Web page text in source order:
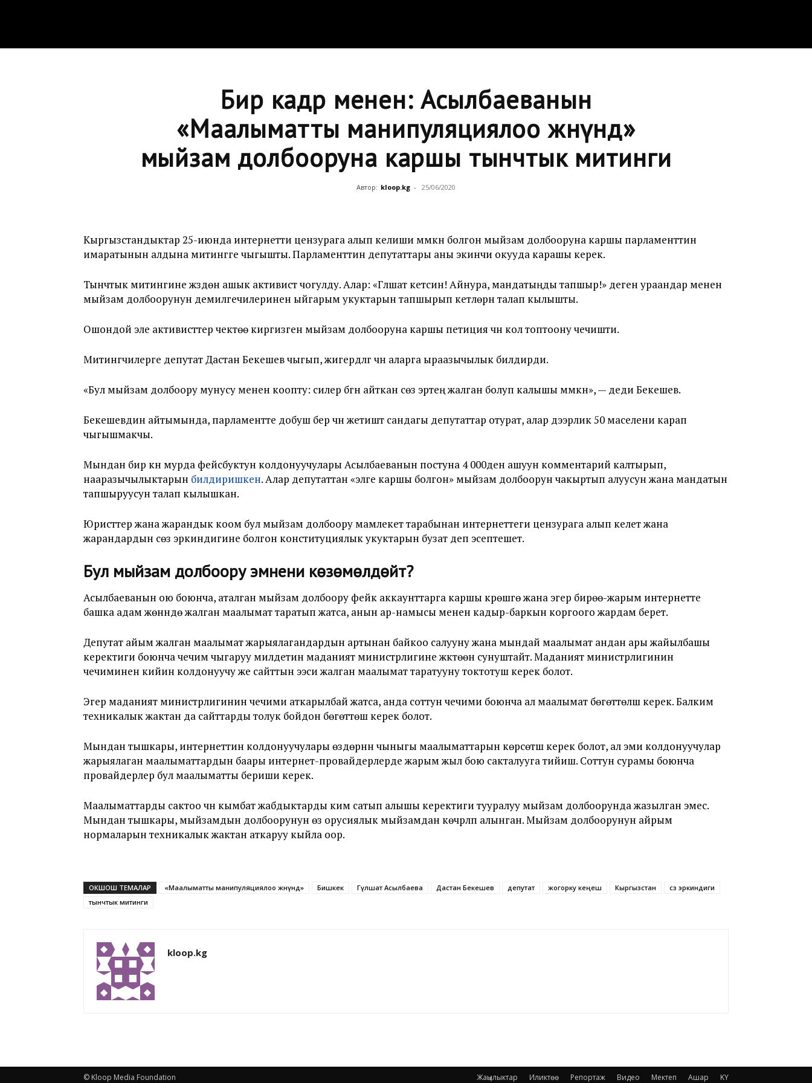
Бир кадр менен: Асылбаеванын
«Маалыматты манипуляциялоо жөнүндө»
мыйзам долбооруна каршы тынчтык митинги
Автор: kloop.kg - 25/06/2020
Кыргызстандыктар 25-июнда интернетти цензурага алып келиши мүмкүн болгон мыйзам долбооруна каршы парламенттин
имаратынын алдына митингге чыгышты. Парламенттин депутаттары аны экинчи окууда карашы керек.
Тынчтык митингине жүздөн ашык активист чогулду. Алар: «Гүлшат кетсин! Айнура, мандатыңды тапшыр!» деген ураандар менен
мыйзам долбоорунун демилгечилеринен ыйгарым укуктарын тапшырып кетүүлөрүн талап кылышты.
Ошондой эле активисттер чектөө киргизген мыйзам долбооруна каршы петиция үчүн кол топтоону чечишти.
Митингчилерге депутат Дастан Бекешев чыгып, жигердүүлүгү үчүн аларга ыраазычылык билдирди.
«Бул мыйзам долбоору мунусу менен коопту: силер бүгүн айткан сөз эртең жалган болуп калышы мүмкүн», — деди Бекешев.
Бекешевдин айтымында, парламентте добуш берүү үчүн жетиштүү сандагы депутаттар отурат, алар дээрлик 50 маселени карап
чыгышмакчы.
Мындан бир күн мурда фейсбуктун колдонуучулары Асылбаеванын постуна 4 000ден ашуун комментарий калтырып,
нааразычылыктарын билдиришкен. Алар депутаттан «элге каршы болгон» мыйзам долбоорун чакыртып алуусун жана мандатын
тапшыруусун талап кылышкан.
Юристтер жана жарандык коом бул мыйзам долбоору мамлекет тарабынан интернеттеги цензурага алып келет жана
жарандардын сөз эркиндигине болгон конституциялык укуктарын бузат деп эсептешет.
Бул мыйзам долбоору эмнени көзөмөлдөйт?
Асылбаеванын ою боюнча, аталган мыйзам долбоору фейк аккаунттарга каршы күрөшүүгө жана эгер бирөө-жарым интернетте
башка адам жөнүндө жалган маалымат таратып жатса, анын ар-намысы менен кадыр-баркын коргоого жардам берет.
Депутат айым жалган маалымат жарыялагандардын артынан байкоо салууну жана мындай маалымат андан ары жайылбашы
керектиги боюнча чечим чыгаруу милдетин маданият министрлигине жүктөөнү сунуштайт. Маданият министрлигинин
чечиминен кийин колдонуучу же сайттын ээси жалган маалымат таратууну токтотуш керек болот.
Эгер маданият министрлигинин чечими аткарылбай жатса, анда соттун чечими боюнча ал маалымат бөгөттөлүшү керек. Балким
техникалык жактан да сайттарды толук бойдон бөгөттөш керек болот.
Мындан тышкары, интернеттин колдонуучулары өздөрүнүн чыныгы маалыматтарын көрсөтүшү керек болот, ал эми колдонуучулар
жарыялаган маалыматтардын баары интернет-провайдерлерде жарым жыл бою сакталууга тийиш. Соттун сурамы боюнча
провайдерлер бул маалыматты бериши керек.
Маалыматтарды сактоо үчүн кымбат жабдыктарды ким сатып алышы керектиги тууралуу мыйзам долбоорунда жазылган эмес.
Мындан тышкары, мыйзамдын долбоорунун өзү орусиялык мыйзамдан көчүрүлүп алынган. Мыйзам долбоорунун айрым
нормаларын техникалык жактан аткаруу кыйла оор.
ОКШОШ ТЕМАЛАР «Маалыматты манипуляциялоо жөнүндө» Бишкек Гүлшат Асылбаева Дастан Бекешев депутат жогорку кеңеш Кыргызстан
сөз эркиндиги
тынчтык митинги
kloop.kg
Жаңылыктар Иликтөө Репортаж Видео Мектеп Ашар KY
© Kloop Media Foundation